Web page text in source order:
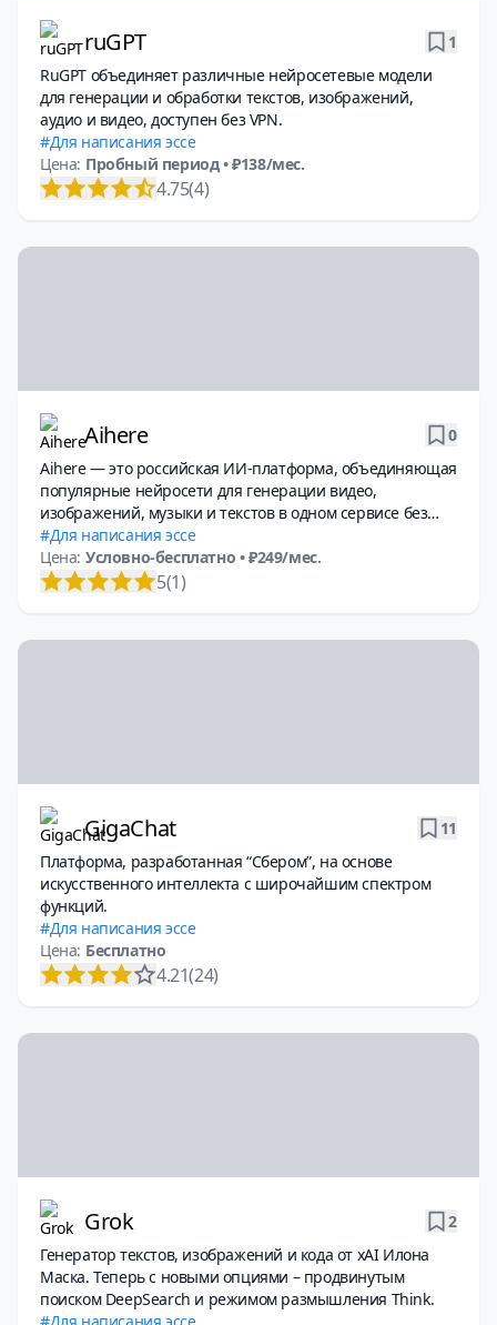
ruGPT
1
RuGPT объединяет различные нейросетевые модели
для генерации и обработки текстов, изображений,
аудио и видео, доступен без VPN.
Для написания эссе
Цена: Пробный период• ₽138/мес.
4.75(4)
Aihere
0
Aihere — это российская ИИ-платформа, объединяющая
популярные нейросети для генерации видео,
изображений, музыки и текстов в одном сервисе без
необходимости использовать VPN
Для написания эссе
Цена: Условно-бесплатно • ₽249/мес.
5(1)
GigaChat
11
Платформа, разработанная “Сбером”, на основе
искусственного интеллекта с широчайшим спектром
функций.
Для написания эссе
Цена: Бесплатно
4.21(24)
Grok
2
Генератор текстов, изображений и кода от xAI Илона
Маска. Теперь с новыми опциями – продвинутым
поиском DeepSearch и режимом размышления Think.
Для написания эссе